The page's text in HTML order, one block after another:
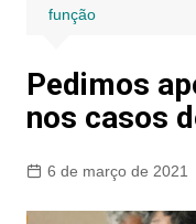
função
Pedimos
nos casos
6 de março de 2021